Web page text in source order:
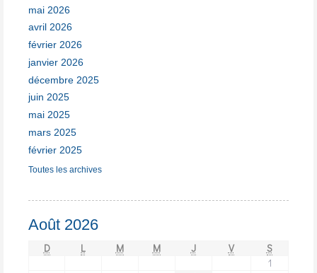
mai 2026
avril 2026
février 2026
janvier 2026
décembre 2025
juin 2025
mai 2025
mars 2025
février 2025
Toutes les archives
Août 2026
D L M M J V
S
1